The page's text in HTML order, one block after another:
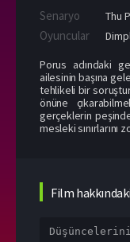
Senaryo Thu
Oyuncular
Porus adındaki
ailesinin başına
tehlikeli bir
önüne
gerçeklerin
mesleki sınırlarını
Film